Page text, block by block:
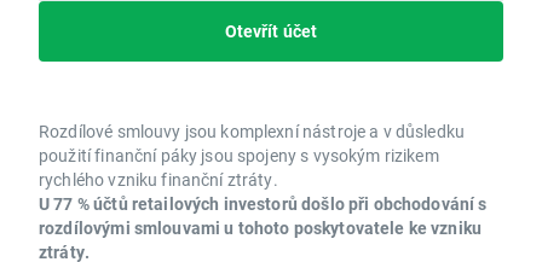
Otevřít účet
Rozdílové smlouvy jsou komplexní nástroje a v důsledku
použití finanční páky jsou spojeny s vysokým rizikem
rychlého vzniku finanční ztráty.
U 77 % účtů retailových investorů došlo při obchodování s
rozdílovými smlouvami u tohoto poskytovatele ke vzniku
ztráty.